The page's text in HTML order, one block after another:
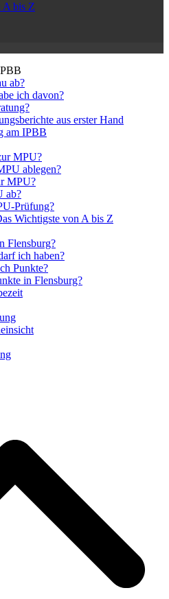
A bis Z
ab?
ich davon?
aus erster Hand
am IPBB
MPU?
ablegen?
MPU?
ab?
Prüfung?
Wichtigste von A bis Z
Flensburg?
ich haben?
Punkte?
in Flensburg?